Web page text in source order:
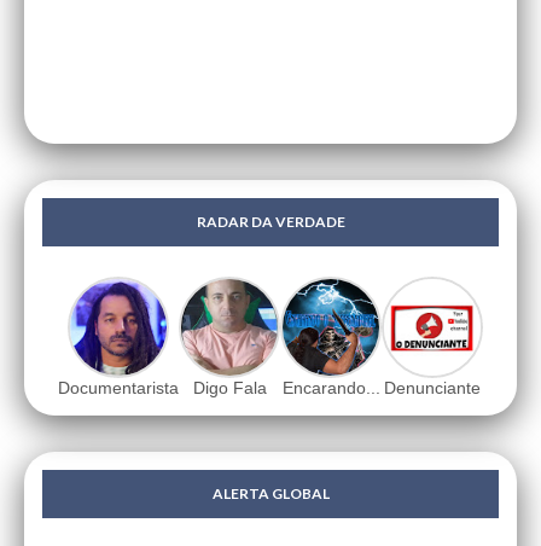
RADAR DA VERDADE
Documentarista Digo Fala Encarando... Denunciante
ALERTA GLOBAL